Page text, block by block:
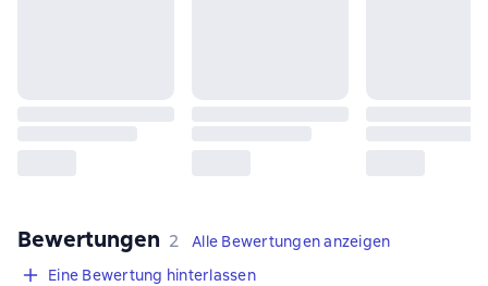
Bewertungen 2 Bewertungen
2
Alle Bewertungen anzeigen
Eine Bewertung hinterlassen